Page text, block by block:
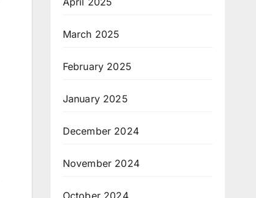
March 2025
February 2025
January 2025
December 2024
November 2024
October 2024